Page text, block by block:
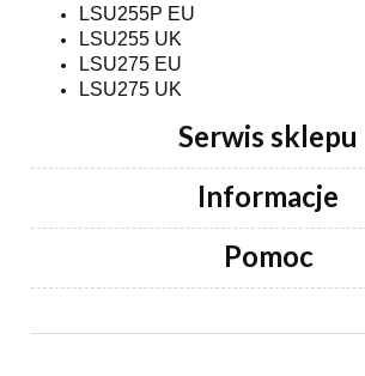
LSU255P EU
LSU255 UK
LSU275 EU
LSU275 UK
Serwis sklepu
Informacje
Pomoc